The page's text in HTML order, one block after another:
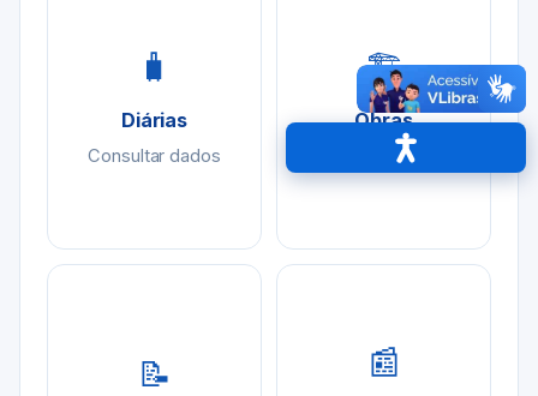
🧳
Diárias
Consultar dados
🏗
Obras
Consultar dados
📝 📰
Acessibilidade